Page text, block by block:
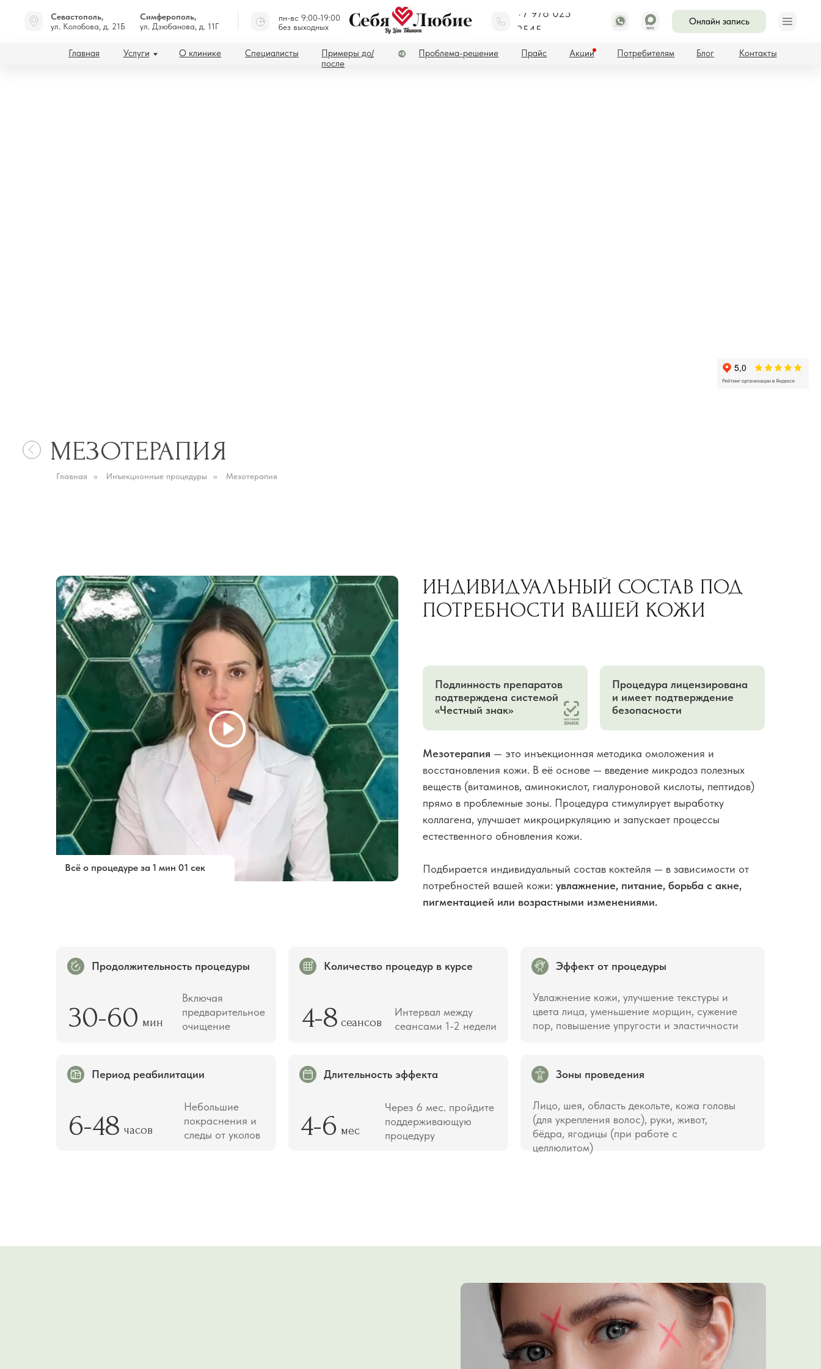
Севастополь,
ул. Колобова, д. 21Б
ул. Дзюбанова, д. 11Г
пн-вс 9:00-19:00
без выходных
Симферополь, Онлайн запись
+7 978 025
2545
Услуги О клинике Специалисты Примеры до/
после
Проблема-решение Акции
Главная Потребителям Блог
МЕЗОТЕРАПИЯ
Главная » Инъекционные процедуры » Мезотерапия
ИНДИВИДУАЛЬНЫЙ СОСТАВ ПОД
ПОТРЕБНОСТИ ВАШЕЙ КОЖИ
Мезотерапия — это инъекционная методика омоложения и
восстановления кожи. В её основе — введение микродоз полезных
веществ (витаминов, аминокислот, гиалуроновой кислоты, пептидов)
прямо в проблемные зоны. Процедура стимулирует выработку
коллагена, улучшает микроциркуляцию и запускает процессы
естественного обновления кожи.
Подбирается индивидуальный состав коктейля — в зависимости от
потребностей вашей кожи: увлажнение, питание, борьба с акне,
пигментацией или возрастными изменениями.
Подлинность препаратов
подтверждена системой
«Честный знак»
Процедура лицензирована
и имеет подтверждение
безопасности
Всё о процедуре за 1 мин 01 сек
Продолжительность процедуры
Включая
предварительное
очищение
30-60 мин
Небольшие
покраснения и
следы от уколов
6-48 часов
Через 6 мес. пройдите
поддерживающую
процедуру
4-6 мес
Интервал между
сеансами 1-2 недели
4-8 сеансов
Количество процедур в курсе
Период реабилитации Длительность эффекта Зоны проведения
Лицо, шея, область декольте, кожа головы
(для укрепления волос), руки, живот,
бёдра, ягодицы (при работе с
целлюлитом)
Эффект от процедуры
Увлажнение кожи, улучшение текстуры и
цвета лица, уменьшение морщин, сужение
пор, повышение упругости и эластичности